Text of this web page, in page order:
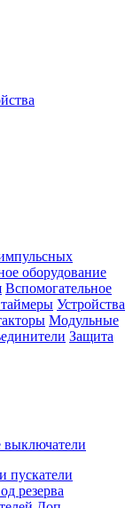
оборудование
Вспомогательное
Устройства
Модульные
Защита
выключатели
пускатели
резерва